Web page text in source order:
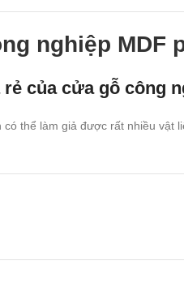
nghiệp MDF
của cửa gỗ công
thể làm giả được rất nhiều